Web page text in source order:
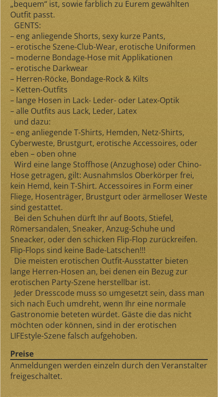
„bequem“ ist, sowie farblich zu Eurem gewählten
Outfit passt.
GENTS:
– eng anliegende Shorts, sexy kurze Pants,
– erotische Szene-Club-Wear, erotische Uniformen
– moderne Bondage-Hose mit Applikationen
– erotische Darkwear
– Herren-Röcke, Bondage-Rock & Kilts
– Ketten-Outfits
– lange Hosen in Lack- Leder- oder Latex-Optik
– alle Outfits aus Lack, Leder, Latex
und dazu:
– eng anliegende T-Shirts, Hemden, Netz-Shirts,
Cyberweste, Brustgurt, erotische Accessoires, oder
eben – oben ohne
Wird eine lange Stoffhose (Anzughose) oder Chino-
Hose getragen, gilt: Ausnahmslos Oberkörper frei,
kein Hemd, kein T-Shirt. Accessoires in Form einer
Fliege, Hosenträger, Brustgurt oder ärmelloser Weste
sind gestattet.
Bei den Schuhen dürft Ihr auf Boots, Stiefel,
Römersandalen, Sneaker, Anzug-Schuhe und
Sneacker, oder den schicken Flip-Flop zurückreifen.
Flip-Flops sind keine Bade-Latschen!!!
Die meisten erotischen Outfit-Ausstatter bieten
lange Herren-Hosen an, bei denen ein Bezug zur
erotischen Party-Szene herstellbar ist.
Jeder Dresscode muss so umgesetzt sein, dass man
sich nach Euch umdreht, wenn Ihr eine normale
Gastronomie beteten würdet. Gäste die das nicht
möchten oder können, sind in der erotischen
LIFEstyle-Szene falsch aufgehoben.
Preise
Anmeldungen werden einzeln durch den Veranstalter
freigeschaltet.